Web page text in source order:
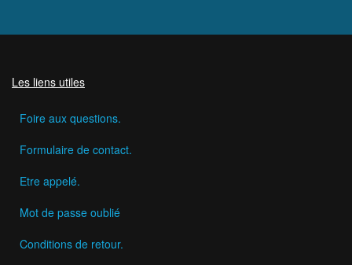
Les liens utiles
Foire aux questions.
Formulaire de contact.
Etre appelé.
Mot de passe oublié
Conditions de retour.